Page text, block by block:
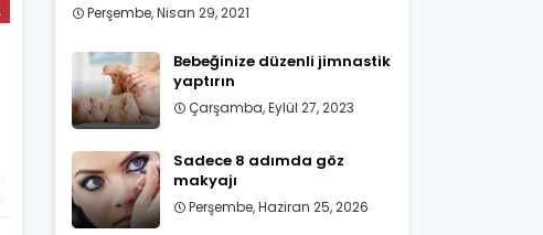
Perşembe, Nisan 29, 2021
Bebeğinize düzenli jimnastik
yaptırın
Çarşamba, Eylül 27, 2023
Sadece 8 adımda göz
makyajı
Perşembe, Haziran 25, 2026